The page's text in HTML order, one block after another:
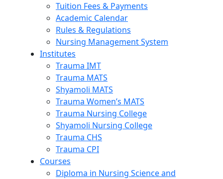
Tuition Fees & Payments
Academic Calendar
Rules & Regulations
Nursing Management System
Institutes
Trauma IMT
Trauma MATS
Shyamoli MATS
Trauma Women’s MATS
Trauma Nursing College
Shyamoli Nursing College
Trauma CHS
Trauma CPI
Courses
Diploma in Nursing Science and